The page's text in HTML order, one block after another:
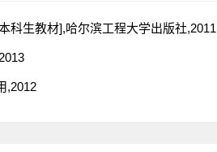
科生教材],哈尔滨工程大学出版社,2011
,2012